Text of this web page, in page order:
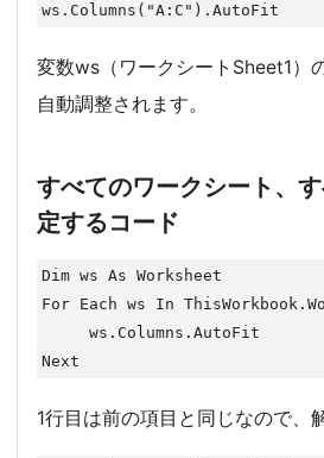
ws.Columns("A:C").AutoFit
変数ws（ワークシートSheet1）
自動調整されます。
すべてのワークシート、
定するコード
Dim ws As Worksheet
For Each ws In
     ws.Columns.AutoFit
Next
1行目は前の項目と同じなので、